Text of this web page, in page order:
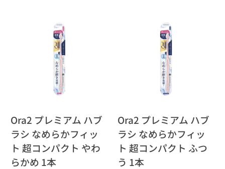
Ora2 プレミアム ハブ
ラシ なめらかフィッ
ト 超コンパクト やわ
らかめ 1本
Ora2 プレミアム ハブ
ラシ なめらかフィッ
ト 超コンパクト ふつ
う 1本